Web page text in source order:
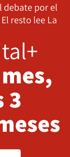
debate por el
resto lee La
3